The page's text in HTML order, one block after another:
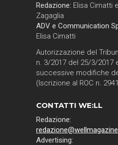
Redazione: Elisa Cimatti
Zagaglia
ADV e Communication
Elisa Cimatti
Autorizzazione del
n. 3/2017 del 25/3/2017
successive modifiche
(Iscrizione al ROC n.
CONTATTI WE:LL
Redazione:
Advertising: